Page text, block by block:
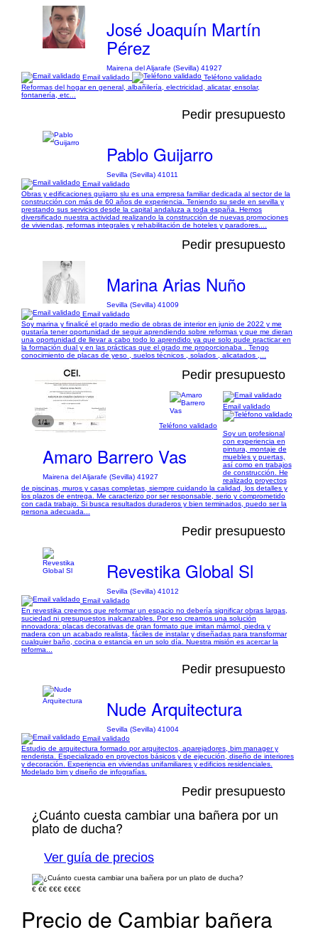
José Joaquín Martín
Pérez
Mairena del Aljarafe (Sevilla) 41927
Email validado
Teléfono validado
Reformas del hogar en general, albañilería, electricidad, alicatar, ensolar,
fontanería, etc...
Pedir presupuesto
Pablo Guijarro
Sevilla (Sevilla) 41011
Email validado
Obras y edificaciones guijarro slu es una empresa familiar dedicada al sector de la
construcción con más de 60 años de experiencia. Teniendo su sede en sevilla y
prestando sus servicios desde la capital andaluza a toda españa. Hemos
diversificado nuestra actividad realizando la construcción de nuevas promociones
de viviendas, reformas integrales y rehabilitación de hoteles y paradores....
Pedir presupuesto
Marina Arias Nuño
Sevilla (Sevilla) 41009
Email validado
Soy marina y finalicé el grado medio de obras de interior en junio de 2022 y me
gustaría tener oportunidad de seguir aprendiendo sobre reformas y que me dieran
una oportunidad de llevar a cabo todo lo aprendido ya que solo pude practicar en
la formación dual y en las prácticas que el grado me proporcionaba . Tengo
conocimiento de placas de yeso , suelos técnicos , solados , alicatados ,...
1/1
Pedir presupuesto
Amaro Barrero Vas
Mairena del Aljarafe (Sevilla) 41927
Email validado
Teléfono validado
Soy un profesional
con experiencia en
pintura, montaje de
muebles y puertas,
así como en trabajos
de construcción. He
realizado proyectos
de piscinas, muros y casas completas, siempre cuidando la calidad, los detalles y
los plazos de entrega. Me caracterizo por ser responsable, serio y comprometido
con cada trabajo. Si busca resultados duraderos y bien terminados, puedo ser la
persona adecuada...
Pedir presupuesto
Revestika Global Sl
Sevilla (Sevilla) 41012
Email validado
En revestika creemos que reformar un espacio no debería significar obras largas,
suciedad ni presupuestos inalcanzables. Por eso creamos una solución
innovadora: placas decorativas de gran formato que imitan mármol, piedra y
madera con un acabado realista, fáciles de instalar y diseñadas para transformar
cualquier baño, cocina o estancia en un solo día. Nuestra misión es acercar la
reforma...
Pedir presupuesto
Nude Arquitectura
Sevilla (Sevilla) 41004
Email validado
Estudio de arquitectura formado por arquitectos, aparejadores, bim manager y
renderista. Especializado en proyectos básicos y de ejecución, diseño de interiores
y decoración. Experiencia en viviendas unifamiliares y edificios residenciales.
Modelado bim y diseño de infografías.
Pedir presupuesto
¿Cuánto cuesta cambiar una bañera por un
plato de ducha?
Ver guía de precios
€ €€ €€€ €€€€
Precio de Cambiar bañera